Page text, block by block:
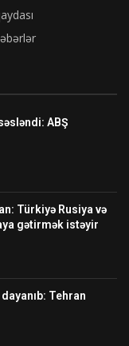
ABŞ
Türkiyə Rusiya və
gətirmək istəyir
Tehran